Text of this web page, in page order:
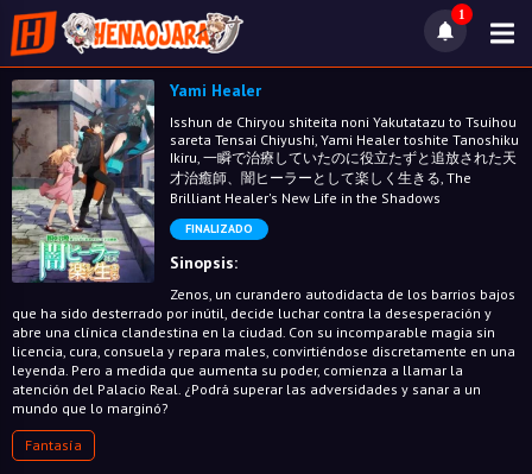
1
Yami Healer
Isshun de Chiryou shiteita noni Yakutatazu to Tsuihou
sareta Tensai Chiyushi, Yami Healer toshite Tanoshiku
Ikiru, 一瞬で治療していたのに役立たずと追放された天
才治癒師、闇ヒーラーとして楽しく生きる, The
Brilliant Healer's New Life in the Shadows
FINALIZADO
Sinopsis:
Zenos, un curandero autodidacta de los barrios bajos
que ha sido desterrado por inútil, decide luchar contra la desesperación y
abre una clínica clandestina en la ciudad. Con su incomparable magia sin
licencia, cura, consuela y repara males, convirtiéndose discretamente en una
leyenda. Pero a medida que aumenta su poder, comienza a llamar la
atención del Palacio Real. ¿Podrá superar las adversidades y sanar a un
mundo que lo marginó?
Fantasía